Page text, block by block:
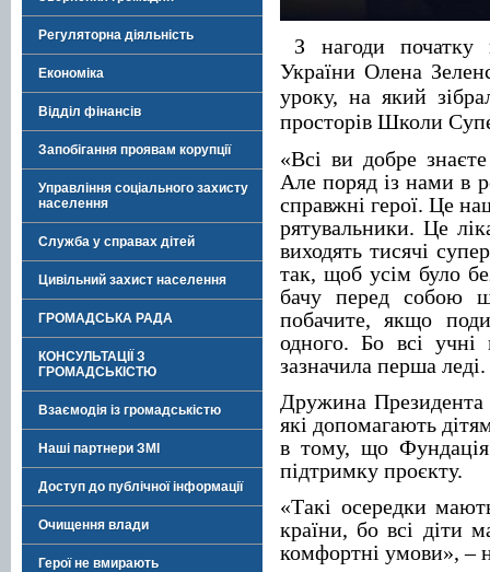
Регуляторна діяльність
Економіка
Відділ фінансів
Запобігання проявам корупції
Управління соціального захисту
населення
Служба у справах дітей
Цивільний захист населення
ГРОМАДСЬКА РАДА
КОНСУЛЬТАЦІЇ З
ГРОМАДСЬКІСТЮ
Взаємодія із громадськістю
Наші партнери ЗМІ
Доступ до публічної інформації
Очищення влади
Герої не вмирають
З нагоди початку
України Олена
уроку, на який
просторів Школи
«Всі ви добре знаєте
Але поряд із нами в
справжні герої. Це
рятувальники. Це
виходять тисячі
так, щоб усім було
бачу перед собою
побачите, якщо
одного. Бо всі
зазначила перша леді.
Дружина Президента
які допомагають
в тому, що Фундація
підтримку проєкту.
«Такі осередки
країни, бо всі діти
комфортні умови», –